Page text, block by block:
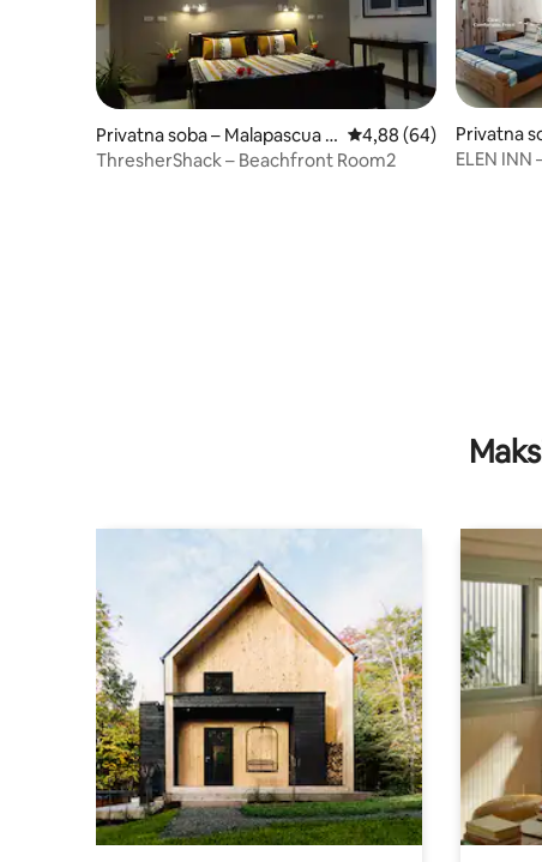
Privatna soba – Malapascua Is
land
Prosječna ocjena:
4,88 (64)
ThresherShack – Beachfront Room2
Privatna
n
ELEN